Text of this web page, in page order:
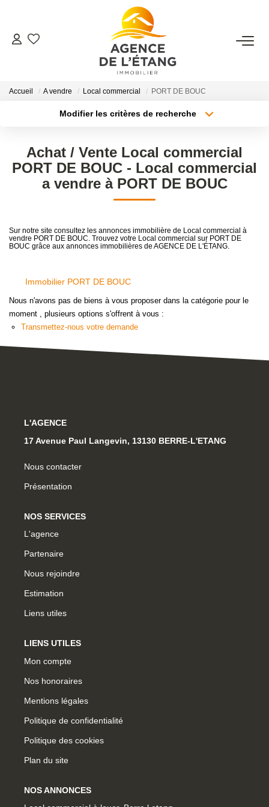
ACHETER
LOUER
FAIRE GÉRER
Faire Gérer Son Bien
Protéger Son Bien
OUTILS
NOTRE ÉQUIPE
CONTACT
Accueil A vendre Local commercial PORT DE BOUC
Modifier les critères de recherche
Sélectionnez...
Type de bien
Surface min
Achat / Vente Local commercial
PORT DE BOUC - Local commercial
a vendre à PORT DE BOUC
Sur notre site consultez les annonces immobilière de Local commercial à
vendre PORT DE BOUC. Trouvez votre Local commercial sur PORT DE
BOUC grâce aux annonces immobilières de AGENCE DE L'ÉTANG.
Immobilier PORT DE BOUC
Nous n'avons pas de biens à vous proposer dans la catégorie pour le
moment , plusieurs options s'offrent à vous :
Transmettez-nous votre demande
L'AGENCE
17 Avenue Paul Langevin, 13130 BERRE-L'ETANG
Nous contacter
Présentation
NOS SERVICES
L'agence
Partenaire
Nous rejoindre
Estimation
Liens utiles
LIENS UTILES
Mon compte
Nos honoraires
Mentions légales
Politique de confidentialité
Politique des cookies
Plan du site
NOS ANNONCES